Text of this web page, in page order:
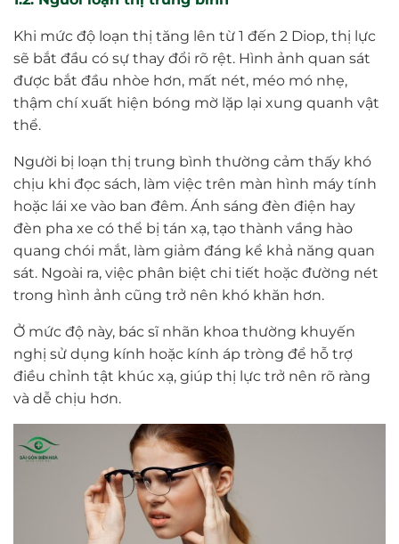
Khi mức độ loạn thị tăng lên từ 1 đến 2 Diop, thị lực
sẽ bắt đầu có sự thay đổi rõ rệt. Hình ảnh quan sát
được bắt đầu nhòe hơn, mất nét, méo mó nhẹ,
thậm chí xuất hiện bóng mờ lặp lại xung quanh vật
thể.
Người bị loạn thị trung bình thường cảm thấy khó
chịu khi đọc sách, làm việc trên màn hình máy tính
hoặc lái xe vào ban đêm. Ánh sáng đèn điện hay
đèn pha xe có thể bị tán xạ, tạo thành vầng hào
quang chói mắt, làm giảm đáng kể khả năng quan
sát. Ngoài ra, việc phân biệt chi tiết hoặc đường nét
trong hình ảnh cũng trở nên khó khăn hơn.
Ở mức độ này, bác sĩ nhãn khoa thường khuyến
nghị sử dụng kính hoặc kính áp tròng để hỗ trợ
điều chỉnh tật khúc xạ, giúp thị lực trở nên rõ ràng
và dễ chịu hơn.